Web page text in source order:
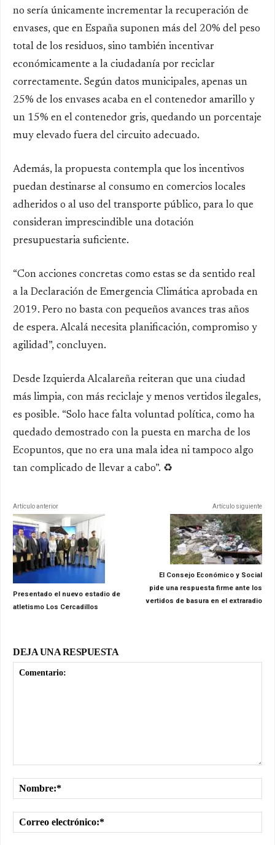
no sería únicamente incrementar la recuperación de
envases, que en España suponen más del 20% del peso
total de los residuos, sino también incentivar
económicamente a la ciudadanía por reciclar
correctamente. Según datos municipales, apenas un
25% de los envases acaba en el contenedor amarillo y
un 15% en el contenedor gris, quedando un porcentaje
muy elevado fuera del circuito adecuado.
Además, la propuesta contempla que los incentivos
puedan destinarse al consumo en comercios locales
adheridos o al uso del transporte público, para lo que
consideran imprescindible una dotación
presupuestaria suficiente.
“Con acciones concretas como estas se da sentido real
a la Declaración de Emergencia Climática aprobada en
2019. Pero no basta con pequeños avances tras años
de espera. Alcalá necesita planificación, compromiso y
agilidad”, concluyen.
Desde Izquierda Alcalareña reiteran que una ciudad
más limpia, con más reciclaje y menos vertidos ilegales,
es posible. “Solo hace falta voluntad política, como ha
quedado demostrado con la puesta en marcha de los
Ecopuntos, que no era una mala idea ni tampoco algo
tan complicado de llevar a cabo”. ♻️
Artículo anterior
Presentado el nuevo estadio de
atletismo Los Cercadillos
Artículo siguiente
El Consejo Económico y Social
pide una respuesta firme ante los
vertidos de basura en el extraradio
DEJA UNA RESPUESTA